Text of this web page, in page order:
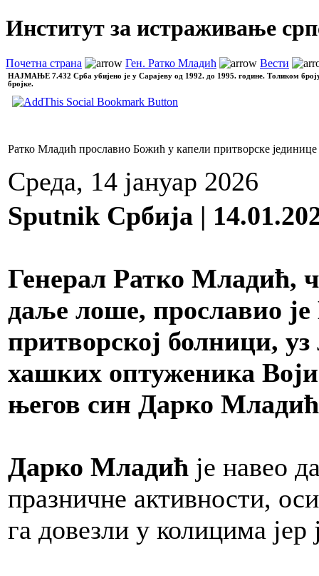
Институт за истраживање
Почетна страна Ген. Ратко Младић Вести
НАЈМАЊЕ 7.432 Срба убијено је у Сарајеву од 1992. до 1995. године. Толиком
бројке.
Ратко Младић прославио Божић у капели притворске јединице
Среда, 14 јануар 2026
Sputnik Србија |
Генерал Ратко Младић,
даље лоше, прославио
притворској болници,
хашких оптуженика
његов син Дарко
Дарко Младић је навео
празничне активности,
га довезли у колицима јер